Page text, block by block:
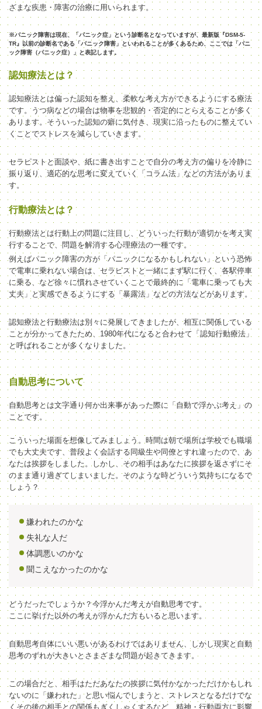
ざまな疾患・障害の治療に用いられます。
※パニック障害は現在、「パニック症」という診断名となっていますが、最新版『DSM-5-
TR』以前の診断名である「パニック障害」といわれることが多くあるため、ここでは「パニ
ック障害（パニック症）」と表記します。
認知療法とは？
認知療法とは偏った認知を整え、柔軟な考え方ができるようにする療法
です。 うつ病などの場合は物事を悲観的・否定的にとらえることが多く
あります。そういった認知の癖に気付き、現実に沿ったものに整えてい
くことでストレスを減らしていきます。
セラピストと面談や、紙に書き出すことで自分の考え方の偏りを冷静に
振り返り、適応的な思考に変えていく「コラム法」などの方法がありま
す。
行動療法とは？
行動療法とは行動上の問題に注目し、どういった行動が適切かを考え実
行することで、問題を解消する心理療法の一種です。
例えばパニック障害の方が「パニックになるかもしれない」という恐怖
で電車に乗れない場合は、セラピストと一緒にまず駅に行く、各駅停車
に乗る、など徐々に慣れさせていくことで最終的に「電車に乗っても大
丈夫」と実感できるようにする「暴露法」などの方法などがあります。
認知療法と行動療法は別々に発展してきましたが、相互に関係している
ことが分かってきたため、1980年代になると合わせて「認知行動療法」
と呼ばれることが多くなりました。
自動思考について
自動思考とは文字通り何か出来事があった際に「自動で浮かぶ考え」の
ことです。
こういった場面を想像してみましょう。時間は朝で場所は学校でも職場
でも大丈夫です、普段よく会話する同級生や同僚とすれ違ったので、あ
なたは挨拶をしました。しかし、その相手はあなたに挨拶を返さずにそ
のまま通り過ぎてしまいました。そのような時どういう気持ちになるで
しょう？
嫌われたのかな
失礼な人だ
体調悪いのかな
聞こえなかったのかな
どうだったでしょうか？今浮かんだ考えが自動思考です。
ここに挙げた以外の考えが浮かんだ方もいると思います。
自動思考自体にいい悪いがあるわけではありません、しかし現実と自動
思考のずれが大きいとさまざまな問題が起きてきます。
この場合だと、相手はただあなたの挨拶に気付かなかっただけかもしれ
ないのに「嫌われた」と思い悩んでしまうと、ストレスとなるだけでな
くその後の相手との関係もぎくしゃくするなど、精神・行動両方に影響